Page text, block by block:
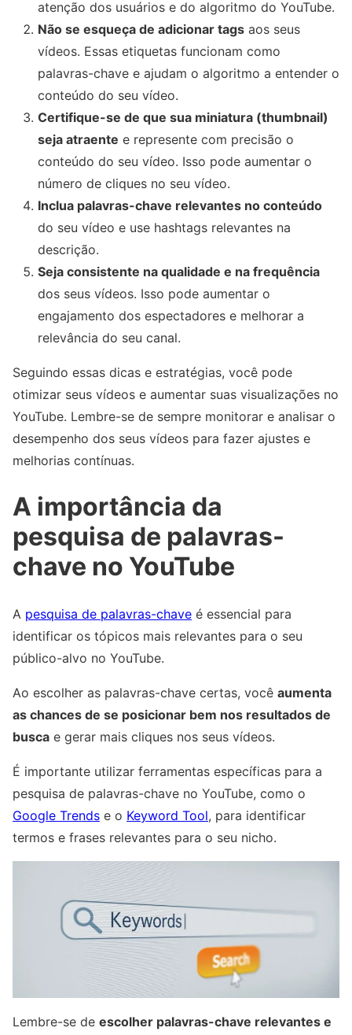
atenção dos usuários e do algoritmo do YouTube.
Não se esqueça de adicionar tags aos seus
vídeos. Essas etiquetas funcionam como
palavras-chave e ajudam o algoritmo a entender o
conteúdo do seu vídeo.
Certifique-se de que sua miniatura (thumbnail)
seja atraente e represente com precisão o
conteúdo do seu vídeo. Isso pode aumentar o
número de cliques no seu vídeo.
Inclua palavras-chave relevantes no conteúdo
do seu vídeo e use hashtags relevantes na
descrição.
Seja consistente na qualidade e na frequência
dos seus vídeos. Isso pode aumentar o
engajamento dos espectadores e melhorar a
relevância do seu canal.
Seguindo essas dicas e estratégias, você pode
otimizar seus vídeos e aumentar suas visualizações no
YouTube. Lembre-se de sempre monitorar e analisar o
desempenho dos seus vídeos para fazer ajustes e
melhorias contínuas.
A importância da
pesquisa de palavras-
chave no YouTube
A pesquisa de palavras-chave é essencial para
identificar os tópicos mais relevantes para o seu
público-alvo no YouTube.
Ao escolher as palavras-chave certas, você aumenta
as chances de se posicionar bem nos resultados de
busca e gerar mais cliques nos seus vídeos.
É importante utilizar ferramentas específicas para a
pesquisa de palavras-chave no YouTube, como o
Google Trends e o Keyword Tool, para identificar
termos e frases relevantes para o seu nicho.
Lembre-se de escolher palavras-chave relevantes e